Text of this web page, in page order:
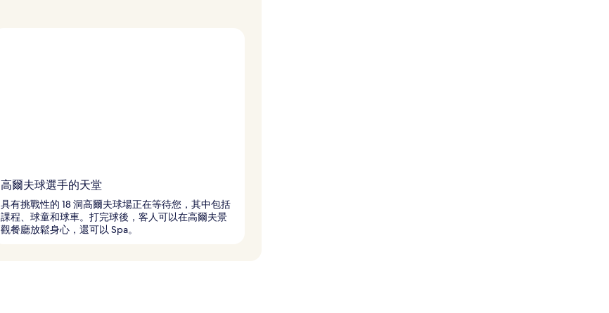
高爾夫球選手的天堂
具有挑戰性的 18 洞高爾夫球場正在等待您，其中包括
課程、球童和球車。打完球後，客人可以在高爾夫景
觀餐廳放鬆身心，還可以 Spa。